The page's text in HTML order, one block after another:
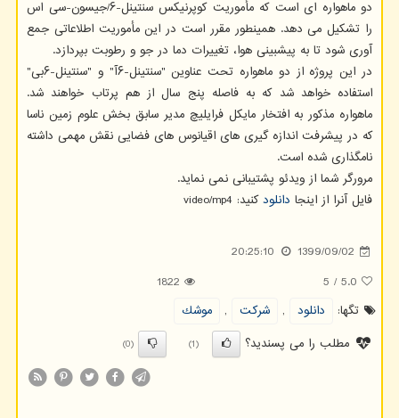
دو ماهواره ای است که مأموریت کوپرنیکس سنتینل-۶/جیسون-سی اس
را تشکیل می دهد. همینطور مقرر است در این مأموریت اطلاعاتی جمع
آوری شود تا به پیشبینی هوا، تغییرات دما در جو و رطوبت بپردازد.
در این پروژه از دو ماهواره تحت عناوین "سنتینل-۶آ" و "سنتینل-۶بی"
استفاده خواهد شد که به فاصله پنج سال از هم پرتاب خواهند شد.
ماهواره مذکور به افتخار مایکل فرایلیچ مدیر سابق بخش علوم زمین ناسا
که در پیشرفت اندازه گیری های اقیانوس های فضایی نقش مهمی داشته
نامگذاری شده است.
مرورگر شما از ویدئو پشتیبانی نمی نماید.
فایل آنرا از اینجا دانلودکنید: video/mp4
1399/09/02
20:25:10
5.0
/
5
1822
تگها:
دانلود , شركت ,
موشك
مطلب را می پسندید؟
(1)
(0)